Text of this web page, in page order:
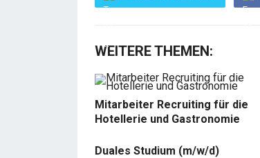
WEITERE THEMEN:
Mitarbeiter Recruiting für die
Hotellerie und Gastronomie
Duales Studium (m/w/d)